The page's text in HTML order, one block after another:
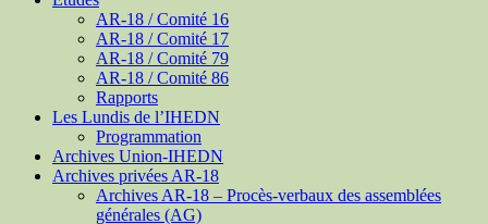
AR-18 / Comité 16
AR-18 / Comité 17
AR-18 / Comité 79
AR-18 / Comité 86
Rapports
Les Lundis de l’IHEDN
Programmation
Archives Union-IHEDN
Archives privées AR-18
Archives AR-18 – Procès-verbaux des assemblées
générales (AG)